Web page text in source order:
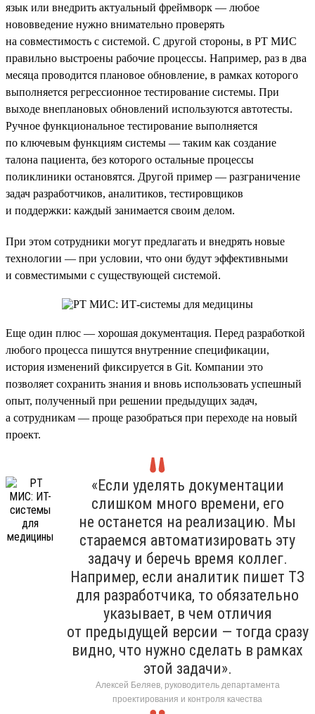
язык или внедрить актуальный фреймворк — любое
нововведение нужно внимательно проверять
на совместимость с системой. С другой стороны, в РТ МИС
правильно выстроены рабочие процессы. Например, раз в два
месяца проводится плановое обновление, в рамках которого
выполняется регрессионное тестирование системы. При
выходе внеплановых обновлений используются автотесты.
Ручное функциональное тестирование выполняется
по ключевым функциям системы — таким как создание
талона пациента, без которого остальные процессы
поликлиники остановятся. Другой пример — разграничение
задач разработчиков, аналитиков, тестировщиков
и поддержки: каждый занимается своим делом.
При этом сотрудники могут предлагать и внедрять новые
технологии — при условии, что они будут эффективными
и совместимыми с существующей системой.
Еще один плюс — хорошая документация. Перед разработкой
любого процесса пишутся внутренние спецификации,
история изменений фиксируется в Git. Компании это
позволяет сохранить знания и вновь использовать успешный
опыт, полученный при решении предыдущих задач,
а сотрудникам — проще разобраться при переходе на новый
проект.
«Если уделять документации
слишком много времени, его
не останется на реализацию. Мы
стараемся автоматизировать эту
задачу и беречь время коллег.
Например, если аналитик пишет ТЗ
для разработчика, то обязательно
указывает, в чем отличия
от предыдущей версии — тогда сразу
видно, что нужно сделать в рамках
этой задачи».
Алексей Беляев, руководитель департамента
проектирования и контроля качества